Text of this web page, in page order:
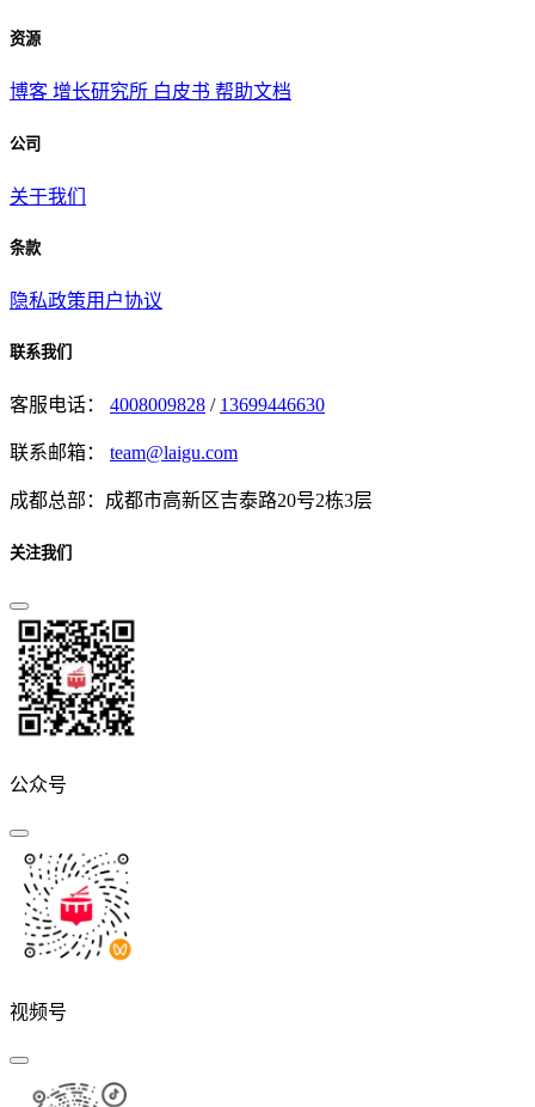
资源
博客 增长研究所 白皮书 帮助文档
公司
关于我们
条款
隐私政策用户协议
联系我们
客服电话： 4008009828 / 13699446630
联系邮箱： team@laigu.com
成都总部：成都市高新区吉泰路20号2栋3层
关注我们
公众号
视频号